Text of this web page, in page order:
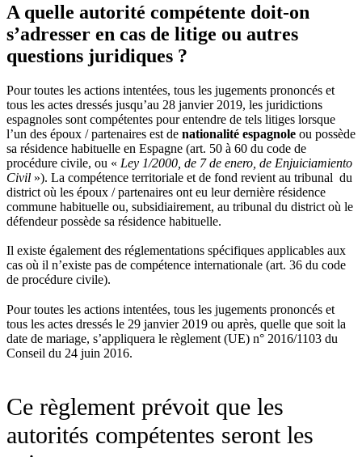
A quelle autorité compétente doit-on
s’adresser en cas de litige ou autres
questions juridiques ?
Pour toutes les actions intentées, tous les jugements prononcés et
tous les actes dressés jusqu’au 28 janvier 2019, les juridictions
espagnoles sont compétentes pour entendre de tels litiges lorsque
l’un des époux / partenaires est de nationalité espagnole ou possède
sa résidence habituelle en Espagne (art. 50 à 60 du code de
procédure civile, ou « Ley 1/2000, de 7 de enero, de Enjuiciamiento
Civil »). La compétence territoriale et de fond revient au tribunal du
district où les époux / partenaires ont eu leur dernière résidence
commune habituelle ou, subsidiairement, au tribunal du district où le
défendeur possède sa résidence habituelle.
Il existe également des réglementations spécifiques applicables aux
cas où il n’existe pas de compétence internationale (art. 36 du code
de procédure civile).
Pour toutes les actions intentées, tous les jugements prononcés et
tous les actes dressés le 29 janvier 2019 ou après, quelle que soit la
date de mariage, s’appliquera le règlement (UE) n° 2016/1103 du
Conseil du 24 juin 2016.
Ce règlement prévoit que les
autorités compétentes seront les